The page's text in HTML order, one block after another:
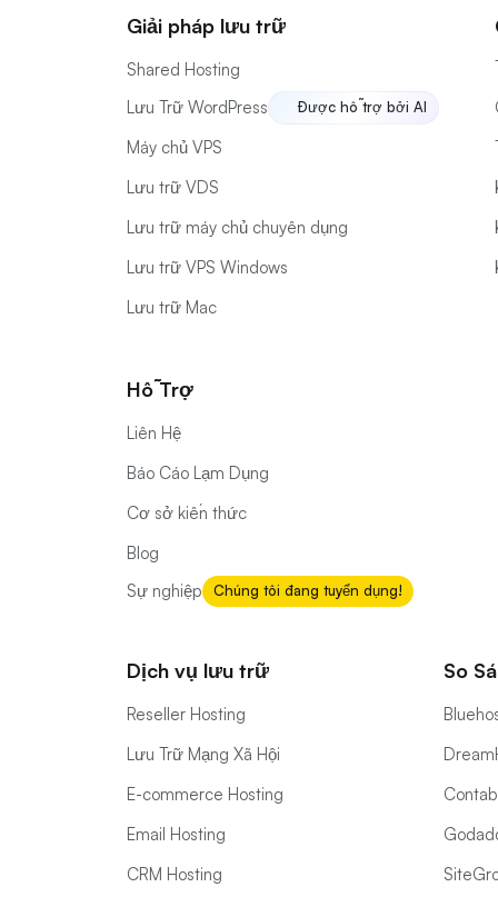
Giải pháp lưu trữ
Shared Hosting
Lưu Trữ WordPress
Được hỗ trợ bởi AI
Máy chủ VPS
Lưu trữ VDS
Lưu trữ VPS Windows
Lưu trữ Mac
Hỗ Trợ
Liên Hệ
Báo Cáo Lạm Dụng
Blog
Sự nghiệp
Chúng tôi đang tuyển dụng!
Dịch vụ lưu trữ
Reseller Hosting
Lưu Trữ Mạng Xã Hội
So